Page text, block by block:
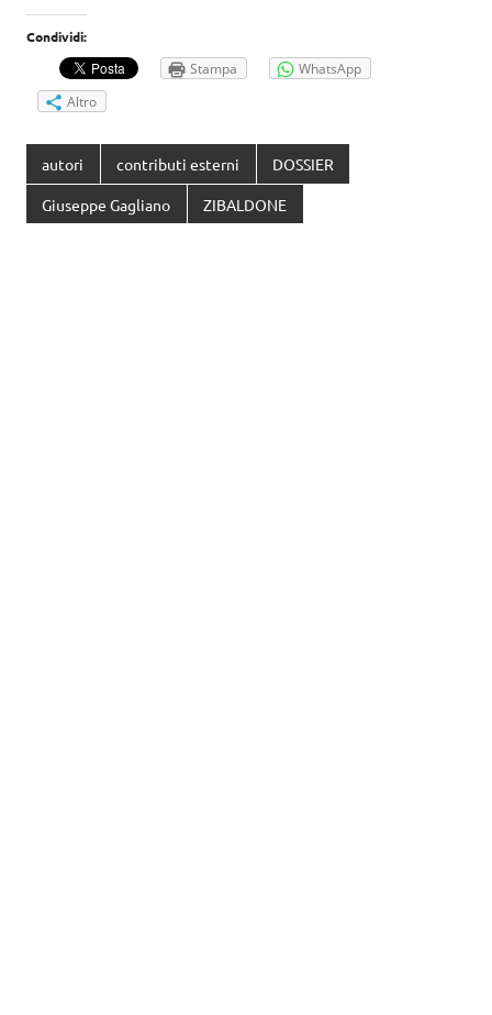
Condividi:
Stampa
WhatsApp
Altro
autori contributi esterni DOSSIER
Giuseppe Gagliano ZIBALDONE